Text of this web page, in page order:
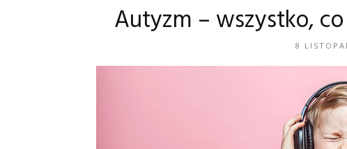
Autyzm – wszystko,
8